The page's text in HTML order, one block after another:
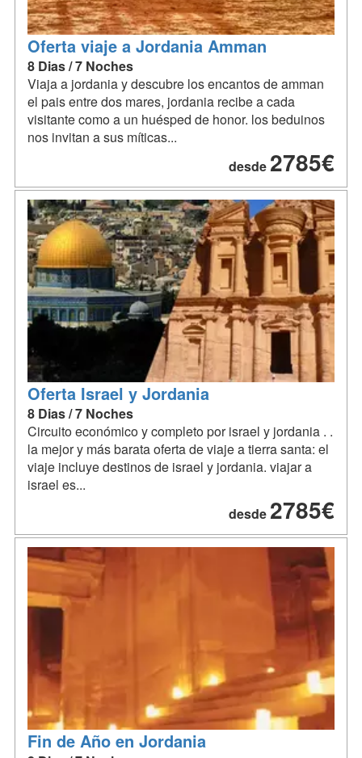
Oferta viaje a Jordania Amman
8 Dias / 7 Noches
Viaja a jordania y descubre los encantos de amman
el pais entre dos mares, jordania recibe a cada
visitante como a un huésped de honor. los beduinos
nos invitan a sus míticas...
desde 2785€
Oferta Israel y Jordania
8 Dias / 7 Noches
Circuito económico y completo por israel y jordania . .
la mejor y más barata oferta de viaje a tierra santa: el
viaje incluye destinos de israel y jordania. viajar a
israel es...
desde 2785€
Fin de Año en Jordania